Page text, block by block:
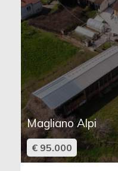
Magliano Alpi
€ 95.000